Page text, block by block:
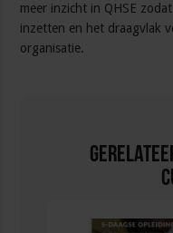
meer inzicht in QHSE
inzetten en het draagvlak
organisatie.